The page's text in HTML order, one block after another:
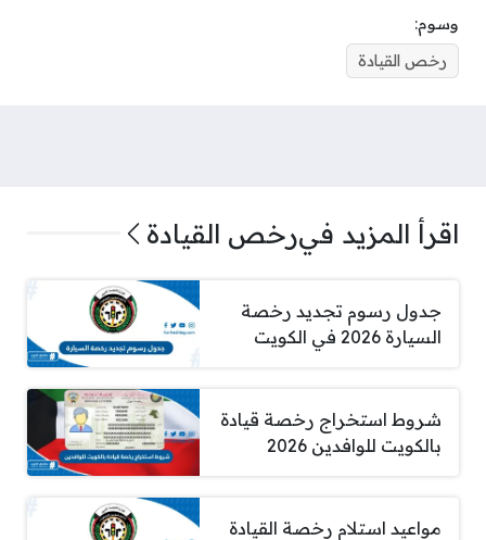
وسوم:
رخص القيادة
اقرأ المزيد فيرخص القيادة
جدول رسوم تجديد رخصة
السيارة 2026 في الكويت
شروط استخراج رخصة قيادة
بالكويت للوافدين 2026
مواعيد استلام رخصة القيادة